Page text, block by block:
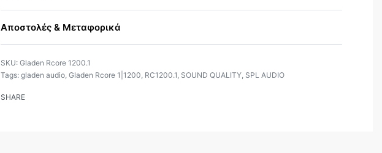
Αποστολές & Μεταφορικά
Gladen Rcore 1200.1
Tags: gladen audio, Gladen Rcore 1|1200, RC1200.1, SOUND QUALITY, SPL AUDIO
SHARE